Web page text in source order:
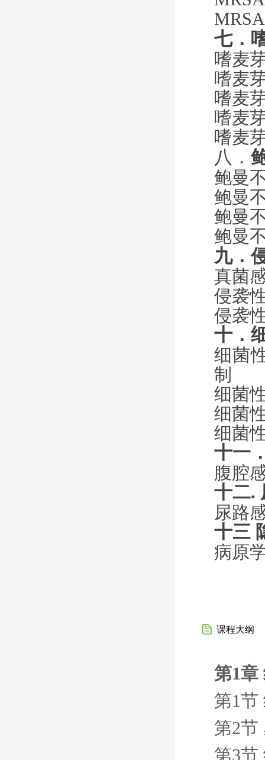
MRSA
七．
嗜麦
嗜麦
嗜麦
嗜麦
嗜麦
八．
鲍曼
鲍曼
鲍曼
鲍曼
九．
真菌
侵袭
侵袭
十．
细菌
制
细菌
细菌
细菌
十一
腹腔
十二.
尿路
十三
病原
课程大纲
第1章
第1节
第2节
第3节